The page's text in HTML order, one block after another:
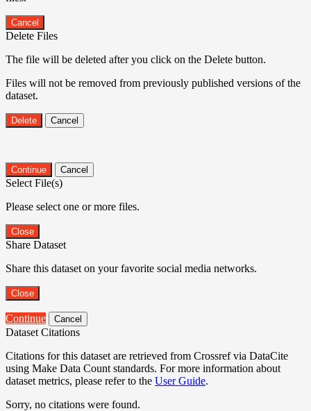
Cancel
Delete Files
The file will be deleted after you click on the Delete button.
Files will not be removed from previously published versions of the
dataset.
Delete Cancel
Continue Cancel
Select File(s)
Please select one or more files.
Close
Share Dataset
Share this dataset on your favorite social media networks.
Close
Continue Cancel
Dataset Citations
Citations for this dataset are retrieved from Crossref via DataCite
using Make Data Count standards. For more information about
dataset metrics, please refer to the User Guide.
Sorry, no citations were found.